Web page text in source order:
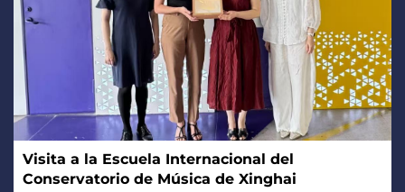
Visita a la Escuela Internacional del
Conservatorio de Música de Xinghai